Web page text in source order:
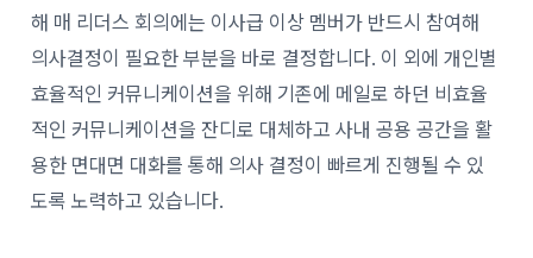
해 매 리더스 회의에는 이사급 이상 멤버가 반드시 참여해
의사결정이 필요한 부분을 바로 결정합니다. 이 외에 개인별
효율적인 커뮤니케이션을 위해 기존에 메일로 하던 비효율
적인 커뮤니케이션을 잔디로 대체하고 사내 공용 공간을 활
용한 면대면 대화를 통해 의사 결정이 빠르게 진행될 수 있
도록 노력하고 있습니다.